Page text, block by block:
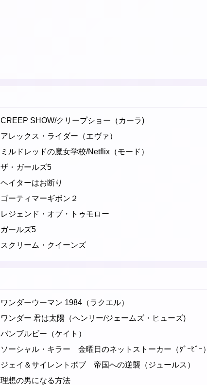
CREEP SHOW/クリープショー（カーラ)
アレックス・ライダー（エヴァ）
ミルドレッドの魔女学校/Netflix（モード）
ザ・ガールズ5
ヘイターはお断り
ゴーティマーギボン２
レジェンド・オブ・トゥモロー
ガールズ5
スクリーム・クイーンズ
ワンダーウーマン 1984（ラクエル）
ワンダー 君は太陽（ヘンリー/ジェームズ・ヒューズ)
バンブルビー（ケイト）
ソーシャル・キラー 金曜日のネットストーカー（ﾀﾞｰﾋﾞｰ）
ジェイ＆サイレントボブ 帝国への逆襲（ジュールス）
理想の男になる方法